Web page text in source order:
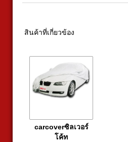
สินค้าที่เกี่ยวข้อง
carcoverซิลเวอร์
โค้ท